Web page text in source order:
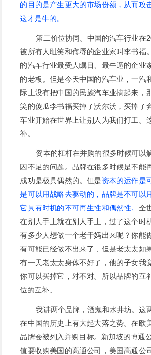
的目的是产生更大的市场份额，从而攻
这才是牛的。
第二价位协同。中国的汽车行业在
被所有人耻笑和侮辱的企业家叫李书福
的汽车行业最受人瞩目、最牛逼的企业
的老板。但是今天中国的汽车业，一汽
际上没有把中国的民族汽车业搞起来，
笑的傻瓜李书福买掉了沃尔沃，买掉了
车业开始在世界上让别人为我们打工。
补。
资本的杠杆在并购的很多时候可以
因不足的问题。品牌在很多时候是不能
成功是极具偶然的。但是资本的运作是
是可以用战略去驱动的，品牌是不可以
它具有时机的不可再生性和偶然性。 全
在别人手上就在别人手上，过了这个时
有多少人想做一个老干妈出来呢？你能
有可能已经做不出来了，但是老太太如
有一天老太太身体不好了，他的子女我
你可以买掉它，对不对。所以品牌的互
位的互补。
我讲两个品牌，酒鬼和水井坊。这
在中国的历史上有大起大落之势。在欧
品牌会被列入并购目标。新加坡的博通
值要收购美国的高通公司，美国高通公